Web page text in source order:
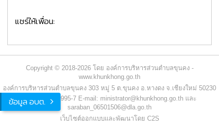
ข้อมูล อบต.
แชร์ให้เพื่อน:
Copyright © 2018-2026 โดย องค์การบริหารส่วนตำบลขุนคง -
www.khunkhong.go.th
องค์การบริหารส่วนตำบลขุนคง 303 หมู่ 5 ต.ขุนคง อ.หางดง จ.เชียงใหม่ 50230
โทร. 053-022995-7 E-mail: ministrator@khunkhong.go.th และ
saraban_06501506@dla.go.th
เว็บไซต์ออกแบบและพัฒนาโดย C2S